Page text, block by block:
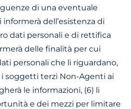
di una eventuale
dell’esistenza di
dati personali e di rettifica
delle finalità per cui
personali che li riguardano,
soggetti terzi Non-Agenti ai
le informazioni, (6) li
e dei mezzi per limitare